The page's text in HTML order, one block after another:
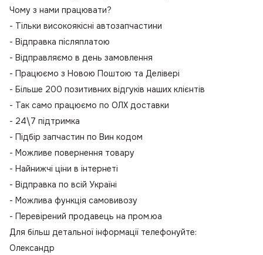
Чому з нами працювати?
- Тільки високоякісні автозапчастини
- Відправка післяплатою
- Відправляємо в день замовлення
- Працюємо з Новою Поштою та Делівері
- Більше 200 позитивних відгуків наших клієнтів
- Так само працюємо по ОЛХ доставки
- 24\7 підтримка
- Підбір запчастин по Вин кодом
- Можливе повернення товару
- Найнижчі ціни в інтернеті
- Відправка по всій Україні
- Можлива функція самовивозу
- Перевірений продавець на пром.юа
Для більш детальної інформації телефонуйте:
Олександр